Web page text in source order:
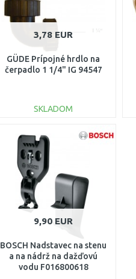
3,78 EUR
GÜDE Prípojné hrdlo na
čerpadlo 1 1/4" IG 94547
SKLADOM
DO KOŠÍKA
Porovnať
9,90 EUR
BOSCH Nadstavec na stenu
a na nádrž na dažďovú
vodu F016800618